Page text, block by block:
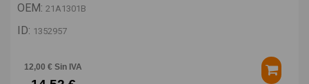
OEM: 21A1301B
ID: 1352957
12,00 € Sin IVA